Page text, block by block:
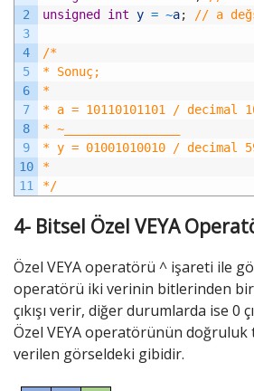
2
3
4
5
6
7
8
9
10
11
unsigned
int y = ~a; // a
/*
* Sonuç;
*
* a = 10110101101 / decimal
* ~________________
* y = 01001010010 / decimal
*
*/
4- Bitsel Özel VEYA
Özel VEYA operatörü ^ işareti ile
operatörü iki verinin bitlerinden
çıkışı verir, diğer durumlarda ise 0
Özel VEYA operatörünün doğruluk
verilen görseldeki gibidir.